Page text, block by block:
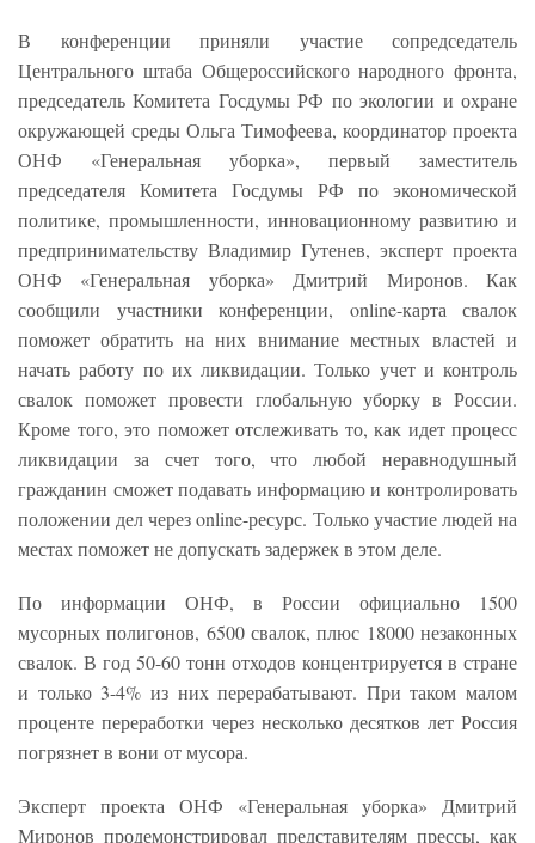
В конференции приняли участие сопредседатель
Центрального штаба Общероссийского народного фронта,
председатель Комитета Госдумы РФ по экологии и охране
окружающей среды Ольга Тимофеева, координатор проекта
ОНФ «Генеральная уборка», первый заместитель
председателя Комитета Госдумы РФ по экономической
политике, промышленности, инновационному развитию и
предпринимательству Владимир Гутенев, эксперт проекта
ОНФ «Генеральная уборка» Дмитрий Миронов. Как
сообщили участники конференции, online-карта свалок
поможет обратить на них внимание местных властей и
начать работу по их ликвидации. Только учет и контроль
свалок поможет провести глобальную уборку в России.
Кроме того, это поможет отслеживать то, как идет процесс
ликвидации за счет того, что любой неравнодушный
гражданин сможет подавать информацию и контролировать
положении дел через online-ресурс. Только участие людей на
местах поможет не допускать задержек в этом деле.
По информации ОНФ, в России официально 1500
мусорных полигонов, 6500 свалок, плюс 18000 незаконных
свалок. В год 50-60 тонн отходов концентрируется в стране
и только 3-4% из них перерабатывают. При таком малом
проценте переработки через несколько десятков лет Россия
погрязнет в вони от мусора.
Эксперт проекта ОНФ «Генеральная уборка» Дмитрий
Миронов продемонстрировал представителям прессы, как